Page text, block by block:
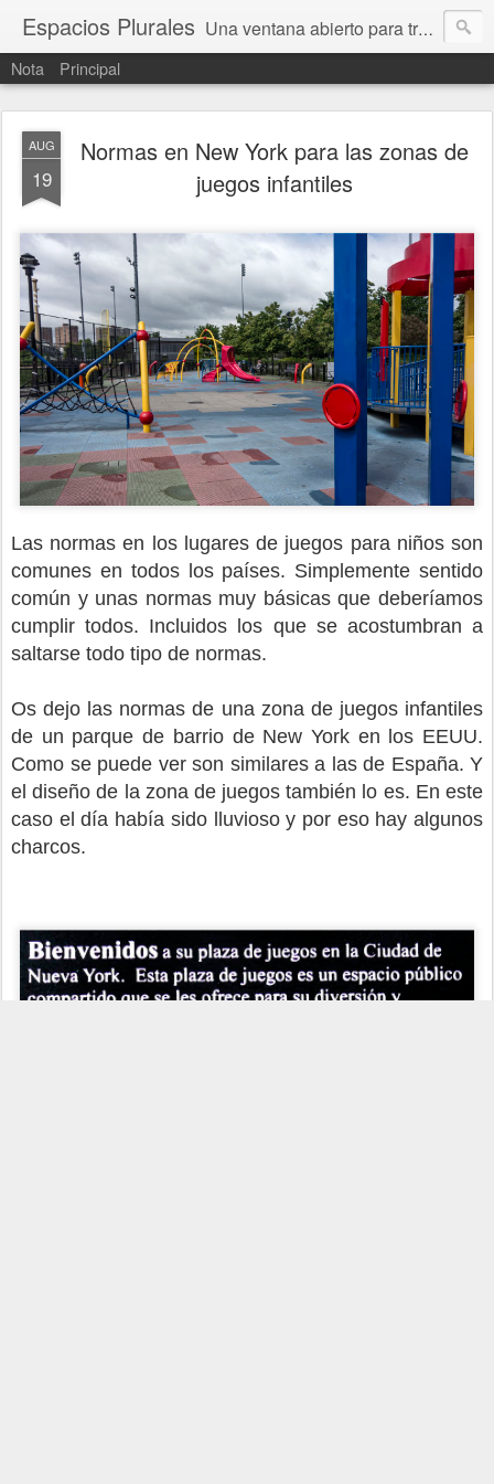
Espacios Plurales Una ventana abierto para tratar problemas que nos afectan a todxs. Temas sociales, educación, cultura, economía, política, derechos, calidad de vida. Estamos gobernados, pero queremos una calidad mayor en la política.
Nota Principal
AUG
19
Normas en New York para las zonas de
juegos infantiles
Las normas en los lugares de juegos para niños son
comunes en todos los países. Simplemente sentido
común y unas normas muy básicas que deberíamos
cumplir todos. Incluidos los que se acostumbran a
saltarse todo tipo de normas.
Os dejo las normas de una zona de juegos infantiles
de un parque de barrio de New York en los EEUU.
Como se puede ver son similares a las de España. Y
el diseño de la zona de juegos también lo es. En este
caso el día había sido lluvioso y por eso hay algunos
charcos.